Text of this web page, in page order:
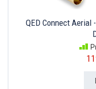
QED Connect Aerial